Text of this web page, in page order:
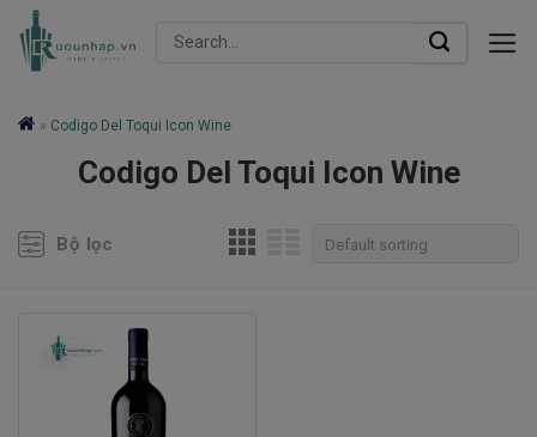
Skip
Search
» Codigo Del Toqui Icon Wine
Codigo Del Toqui Icon Wine
Bộ lọc